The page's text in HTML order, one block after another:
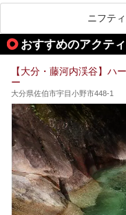
あるんです。
これを読ん
八湯温泉道
って88ヶ所
いうもので
別府には朝早
湯や、日帰
人を目指し
ニフテ
おすすめのアクテ
【大分・藤河内渓谷】
ー
大分県佐伯市宇目小野市448-1